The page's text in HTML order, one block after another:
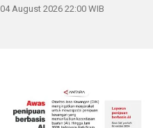
04 August 2026 22:00 WIB